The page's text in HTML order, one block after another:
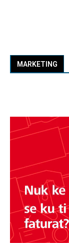
MARKETING